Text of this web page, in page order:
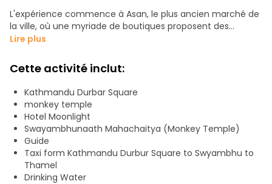
L'expérience commence à Asan, le plus ancien marché de
la ville, où une myriade de boutiques proposent des
produits locaux, de l'artisanat, des délices culinaires et des
de la vie locale, avec des échoppes animées nichées dans
des ruelles étroites remplies de la riche essence de la
culture népalaise.
Depuis Asan, le voyage se poursuit vers la place Durbar de
Katmandou, classée au patrimoine mondial de l'UNESCO.
Plongez dans les merveilles de l'architecture ancienne, les
structures en bois sculptées de manière complexe et
l'histoire vivante et captivante qui enveloppe ce noyau
culturel.
Lire plus
Cette activité inclut:
Kathmandu Durbar Square
monkey temple
Hotel Moonlight
Swayambhunaath Mahachaitya (Monkey Temple)
Guide
Taxi form Kathmandu Durbur Square to Swyambhu to
Thamel
Drinking Water